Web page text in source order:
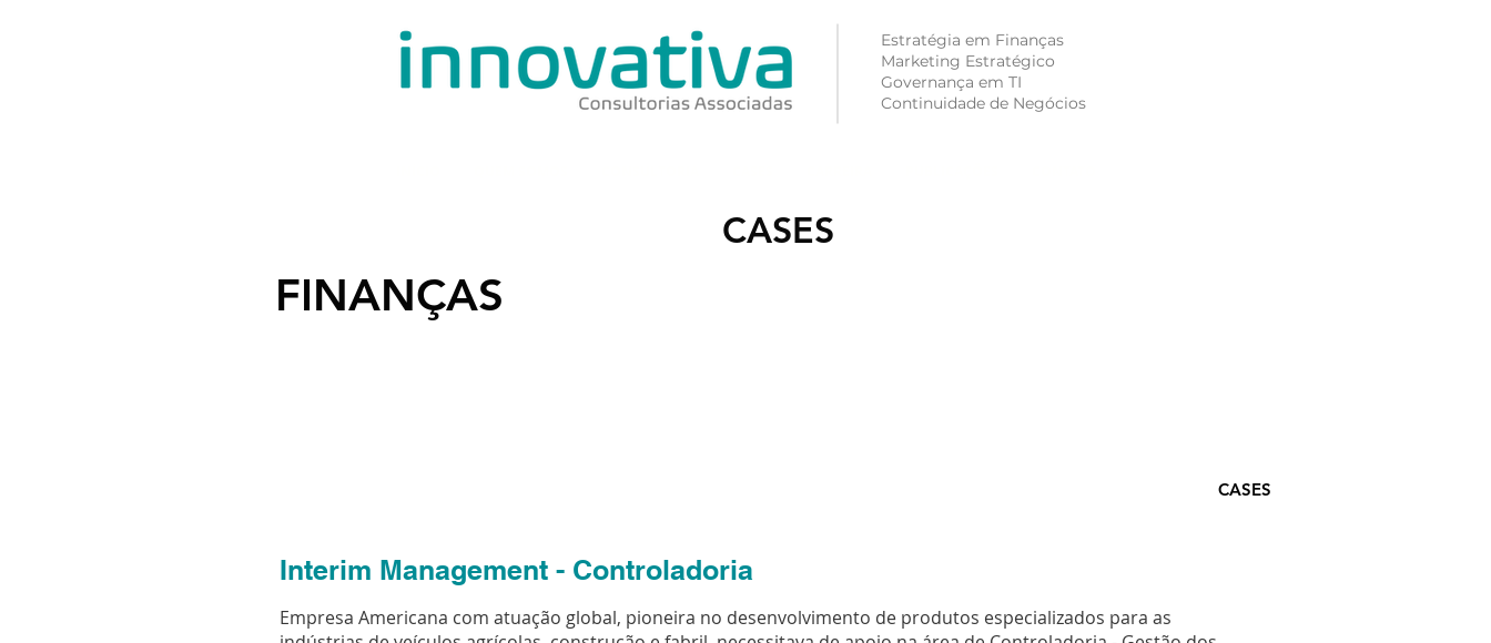
Estratégia em Finanças
Marketing Estratégico
Governança em TI
Continuidade de Negócios
CASES
FINANÇAS
CASES
Interim Management - Controladoria
Empresa Americana com atuação global, pioneira no desenvolvimento de produtos especializados para as